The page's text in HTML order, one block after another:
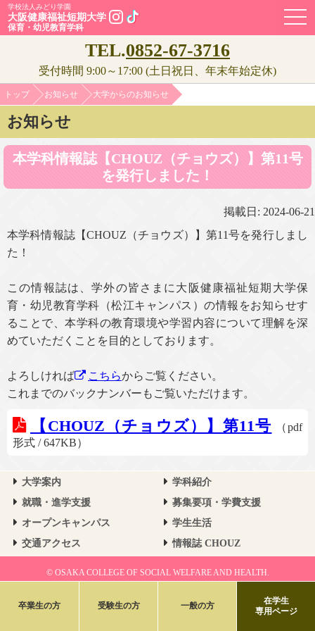
学校法人みどり学園
大阪健康福祉短期大学
保育・幼児教育学科
TEL.0852-67-3716
受付時間 9:00～17:00 (土日祝日、年末年始定休)
トップ お知らせ 大学からのお知らせ
お知らせ
本学科情報誌【CHOUZ（チョウズ）】第11号
を発行しました！
掲載日: 2024-06-21
本学科情報誌【CHOUZ（チョウズ）】第11号を発行しまし
た！
この情報誌は、学外の皆さまに大阪健康福祉短期大学保
育・幼児教育学科（松江キャンパス）の情報をお知らせす
ることで、本学科の教育環境や学習内容について理解を深
めていただくことを目的としております。
よろしければ こちらからご覧ください。
これまでのバックナンバーもご覧いただけます。
【CHOUZ（チョウズ）】第11号 （pdf
形式 / 647KB）
大学案内
学科紹介
就職・進学支援
募集要項・学費支援
オープンキャンパス
学生生活
交通アクセス
情報誌 CHOUZ
© OSAKA COLLEGE OF SOCIAL WELFARE AND HEALTH.
卒業生の方 受験生の方 一般の方
在学生
専用ページ